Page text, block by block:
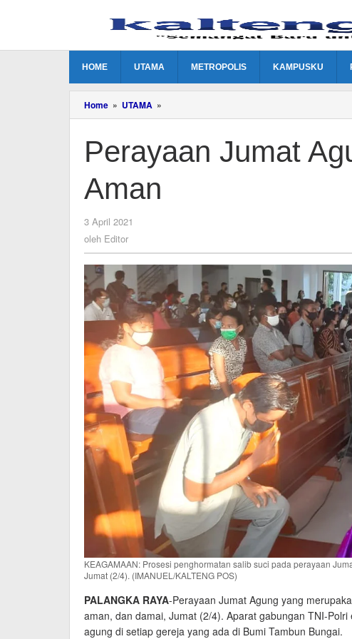
HOME UTAMA METROPOLIS KAMPUSKU
Home » UTAMA »
Jumat
Khidmat
dan
Perayaan Jumat
Aman
3 April 2021
oleh Editor
KEAGAMAAN: Prosesi penghormatan salib suci pada perayaan
Jumat (2/4). (IMANUEL/KALTENG POS)
PALANGKA RAYA-Perayaan Jumat Agung yang
aman, dan damai, Jumat (2/4). Aparat gabungan TNI-
agung di setiap gereja yang ada di Bumi Tambun Bungai.